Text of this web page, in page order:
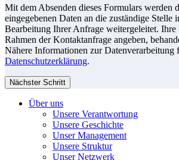
Mit dem Absenden dieses Formulars werden
eingegebenen Daten an die zuständige Stelle
Bearbeitung Ihrer Anfrage weitergeleitet. Ihre
Rahmen der Kontaktanfrage angeben,
Nähere Informationen zur Datenverarbeitung
Datenschutzerklärung.
Nächster Schritt
Über uns
Unsere Verantwortung
Unsere Geschichte
Unser Management
Unsere Struktur
Unser Netzwerk